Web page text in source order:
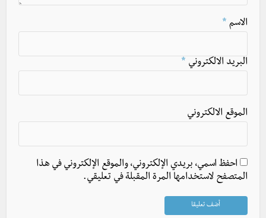
الاسم *
البريد الالكتروني *
الموقع الالكتروني
احفظ اسمي، بريدي الإلكتروني، والموقع الإلكتروني في هذا
المتصفح لاستخدامها المرة المقبلة في تعليقي.